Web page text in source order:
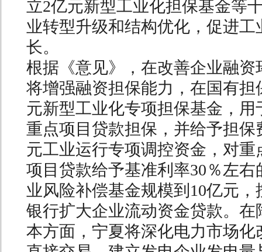
立2亿元新型工业化担保基金等
业转型升级和结构优化，促进工
长。
根据《意见》，在改善企业融资
将增强融资担保能力，在国有担
元新型工业化专项担保基金，用
重点项目贷款担保，并给予担保
元工业运行专项调控资金，对重
项目贷款给予基准利率30％左
业风险补偿基金规模到10亿元，
银行扩大企业流动资金贷款。在
本方面，宁夏将深化电力市场化